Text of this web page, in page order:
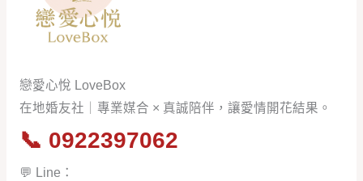
戀愛心悅 LoveBox
在地婚友社｜專業媒合 × 真誠陪伴，讓愛情開花結果。
📞 0922397062
💬 Line：